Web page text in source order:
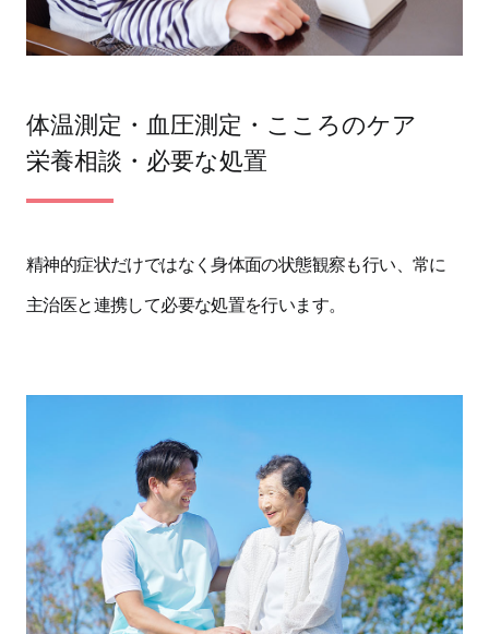
体温測定・血圧測定・こころのケア
栄養相談・必要な処置
精神的症状だけではなく身体面の状態観察も行い、常に
主治医と連携して必要な処置を行います。